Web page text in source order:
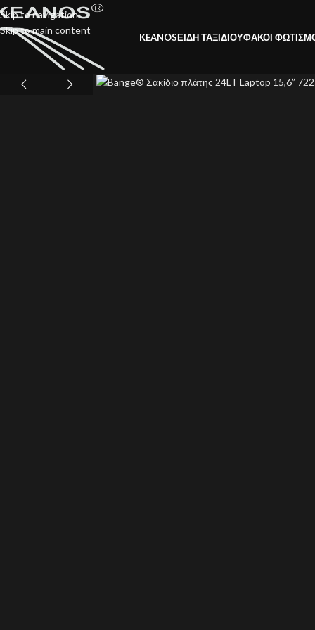
Skip to navigation
Skip to main content
KEANOSΕΙΔΗ ΤΑΞΙΔΙΟΥΦΑΚΟΙ